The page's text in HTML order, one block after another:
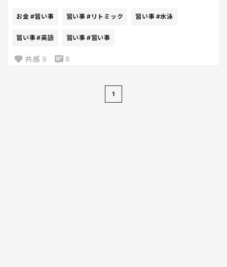
お金 #習い事 習い事 #リトミック 習い事 #水泳
習い事#英語 習い事 #習い事
共感 9 8
1